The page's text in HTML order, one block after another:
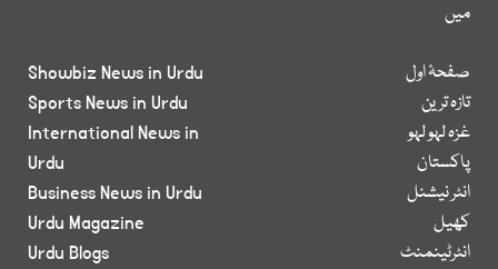
میں
صفحۂ اول
تازہ ترین
غزہ لہو لہو
پاکستان
انٹر نیشنل
کھیل
انٹرٹینمنٹ
Showbiz News in Urdu
Sports News in Urdu
International News in
Urdu
Business News in Urdu
Urdu Magazine
Urdu Blogs